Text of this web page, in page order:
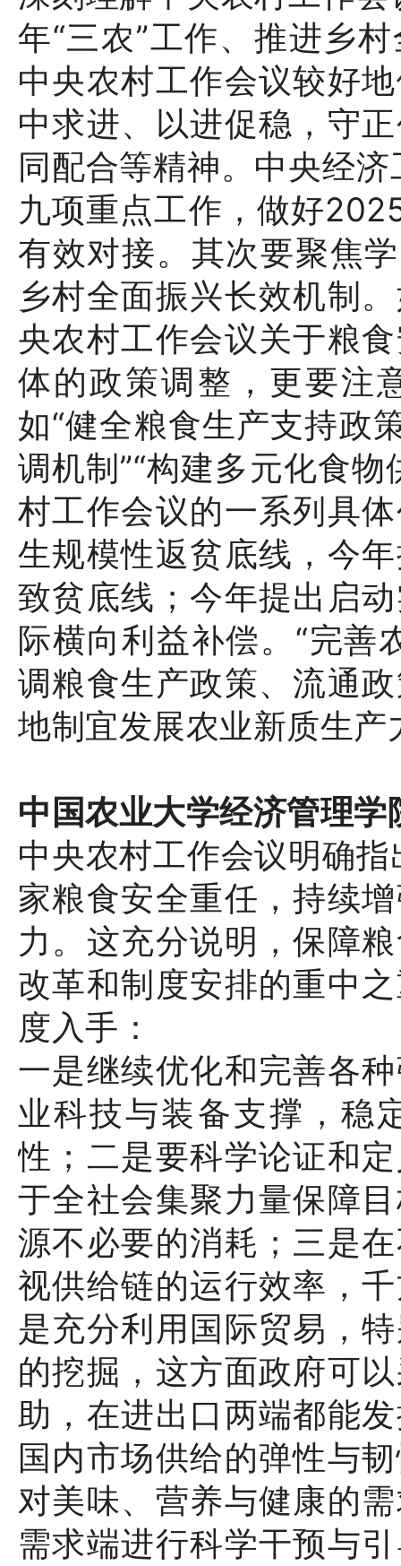
年“三农”工作、推进乡
中央农村工作会议较好
中求进、以进促稳，守
同配合等精神。中央经
九项重点工作，做好
有效对接。其次要聚焦
乡村全面振兴长效机制
央农村工作会议关于粮
体的政策调整，更要注
如“健全粮食生产支持政
调机制”“构建多元化食
村工作会议的一系列具
生规模性返贫底线，今
致贫底线；今年提出启
际横向利益补偿。“完善
调粮食生产政策、流通
地制宜发展农业新质生产
中国农业大学经济管理
中央农村工作会议明确
家粮食安全重任，持续
力。这充分说明，保障
改革和制度安排的重中
度入手：
一是继续优化和完善各
业科技与装备支撑，稳
性；二是要科学论证和
于全社会集聚力量保障
源不必要的消耗；三是
视供给链的运行效率，
是充分利用国际贸易，
的挖掘，这方面政府可
助，在进出口两端都能
国内市场供给的弹性与
对美味、营养与健康的
需求端进行科学干预与